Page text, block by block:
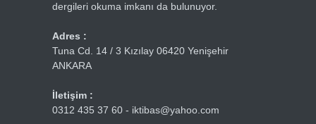
dergileri okuma imkanı da bulunuyor.
Adres :
Tuna Cd. 14 / 3 Kızılay 06420 Yenişehir
ANKARA
İletişim :
0312 435 37 60 - iktibas@yahoo.com